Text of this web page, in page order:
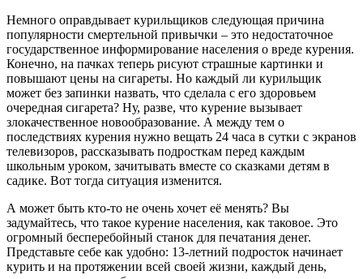
Немного оправдывает курильщиков следующая причина
популярности смертельной привычки – это недостаточное
государственное информирование населения о вреде курения.
Конечно, на пачках теперь рисуют страшные картинки и
повышают цены на сигареты. Но каждый ли курильщик
может без запинки назвать, что сделала с его здоровьем
очередная сигарета? Ну, разве, что курение вызывает
злокачественное новообразование. А между тем о
последствиях курения нужно вещать 24 часа в сутки с экранов
телевизоров, рассказывать подросткам перед каждым
школьным уроком, зачитывать вместе со сказками детям в
садике. Вот тогда ситуация изменится.
А может быть кто-то не очень хочет её менять? Вы
задумайтесь, что такое курение населения, как таковое. Это
огромный бесперебойный станок для печатания денег.
Представьте себе как удобно: 13-летний подросток начинает
курить и на протяжении всей своей жизни, каждый день,